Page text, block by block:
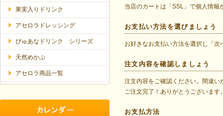
当店のカートは「SSL」で個人情報
お支払い方法を選びましょう
お好きなお支払い方法を選択し「
注文内容を確認しましょう
注文内容をご確認ください。間違
ご注文完了！ありがとうございます
お支払方法
果実入りドリンク
アセロラドレッシング
ぴゅあなドリンク シリーズ
天然めかぶ
アセロラ商品一覧